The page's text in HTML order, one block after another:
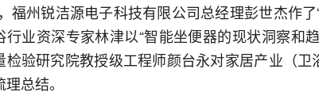
福州锐洁源电子科技有限公司总经理彭世杰作了
行业资深专家林津以“智能坐便器的现状洞察和
检验研究院教授级工程师颜台永对家居产业（
理总结。